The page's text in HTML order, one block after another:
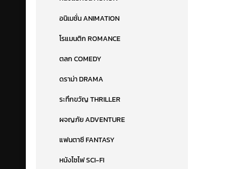
อนิเมชั่น ANIMATION
โรแมนติก ROMANCE
ตลก COMEDY
ดราม่า DRAMA
ระทึกขวัญ THRILLER
ผจญภัย ADVENTURE
แฟนตาซี FANTASY
หนังไซไฟ SCI-FI